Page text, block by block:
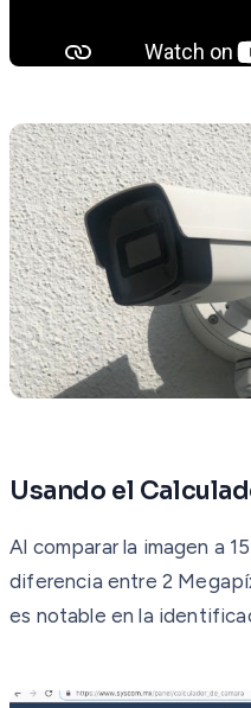
Usando el
Al comparar la imagen a
diferencia entre 2
es notable en la